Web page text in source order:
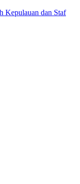
Kepulauan dan Staf